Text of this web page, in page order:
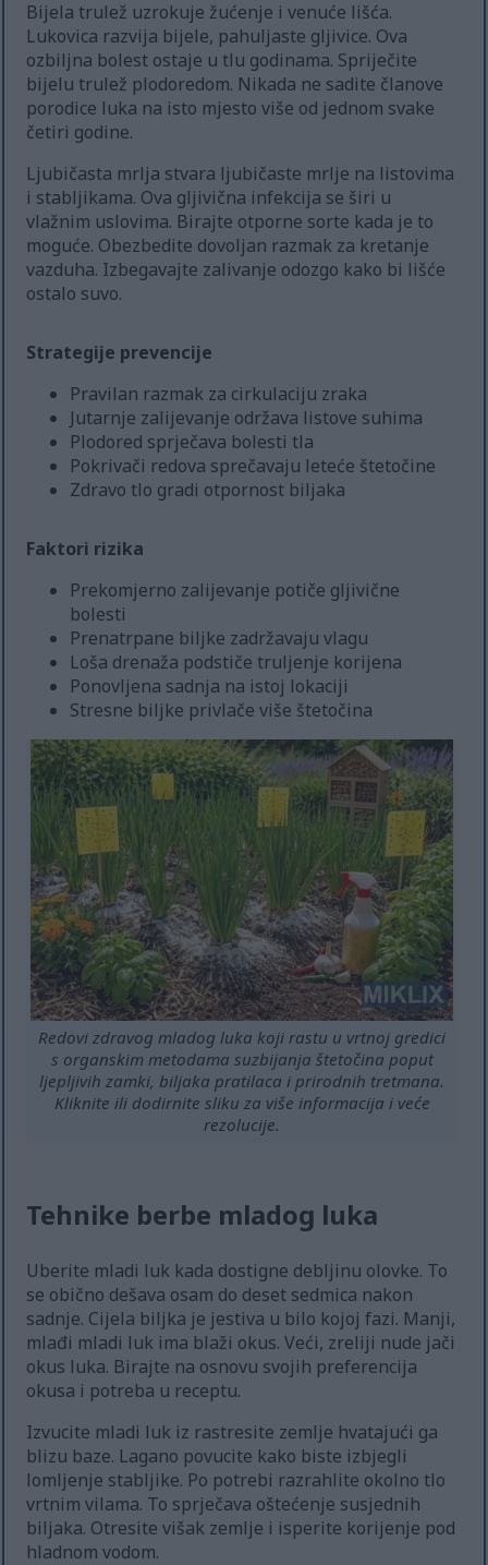
Bijela trulež uzrokuje žućenje i venuće lišća.
Lukovica razvija bijele, pahuljaste gljivice. Ova
ozbiljna bolest ostaje u tlu godinama. Spriječite
bijelu trulež plodoredom. Nikada ne sadite članove
porodice luka na isto mjesto više od jednom svake
četiri godine.
Ljubičasta mrlja stvara ljubičaste mrlje na listovima
i stabljikama. Ova gljivična infekcija se širi u
vlažnim uslovima. Birajte otporne sorte kada je to
moguće. Obezbedite dovoljan razmak za kretanje
vazduha. Izbegavajte zalivanje odozgo kako bi lišće
ostalo suvo.
Strategije prevencije
Pravilan razmak za cirkulaciju zraka
Jutarnje zalijevanje održava listove suhima
Plodored sprječava bolesti tla
Pokrivači redova sprečavaju leteće štetočine
Zdravo tlo gradi otpornost biljaka
Faktori rizika
Prekomjerno zalijevanje potiče gljivične
bolesti
Prenatrpane biljke zadržavaju vlagu
Loša drenaža podstiče truljenje korijena
Ponovljena sadnja na istoj lokaciji
Stresne biljke privlače više štetočina
Redovi zdravog mladog luka koji rastu u vrtnoj gredici
s organskim metodama suzbijanja štetočina poput
ljepljivih zamki, biljaka pratilaca i prirodnih tretmana.
Kliknite ili dodirnite sliku za više informacija i veće
rezolucije.
Tehnike berbe mladog luka
Uberite mladi luk kada dostigne debljinu olovke. To
se obično dešava osam do deset sedmica nakon
sadnje. Cijela biljka je jestiva u bilo kojoj fazi. Manji,
mlađi mladi luk ima blaži okus. Veći, zreliji nude jači
okus luka. Birajte na osnovu svojih preferencija
okusa i potreba u receptu.
Izvucite mladi luk iz rastresite zemlje hvatajući ga
blizu baze. Lagano povucite kako biste izbjegli
lomljenje stabljike. Po potrebi razrahlite okolno tlo
vrtnim vilama. To sprječava oštećenje susjednih
biljaka. Otresite višak zemlje i isperite korijenje pod
hladnom vodom.